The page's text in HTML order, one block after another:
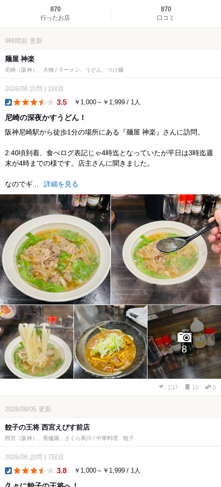
870
行ったお店
870
口コミ
9時間前 更新
麺屋 神楽
尼崎（阪神）、大物 / ラーメン、うどん、つけ麺
2026/08 訪問 1回目
3.5 ￥1,000～￥1,999 / 1人
尼崎の深夜かすうどん！
阪神尼崎駅から徒歩1分の場所にある『麺屋 神楽』さんに訪問。
2:40頃到着、食べログ表記じゃ4時迄となっていたが平日は3時迄週
末が4時までの様です。店主さんに聞きました。
なのでギ... 詳細を見る
8
137 10 0
2026/08/05 更新
餃子の王将 西宮えびす前店
西宮（阪神）、香櫨園、さくら夙川 / 中華料理、餃子
2026/08 訪問 7回目
3.8 ￥1,000～￥1,999 / 1人